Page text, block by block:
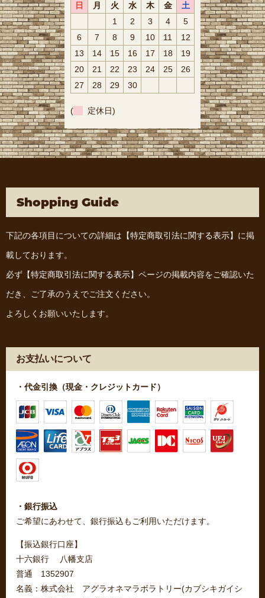
日 月 火 水 木 金
土
1
2 3 4
5
6
7 8 9 10 11
12
13
14 15 16 17 18
19
20
21 22 23 24 25
26
27
28 29 30
( 定休日)
Shopping Guide
下記の各項目についての詳細は 【特定商取引法に関する表示】 に掲
載しております。
必ず 【特定商取引法に関する表示】 ページの掲載内容をご確認いた
だき、ご了承のうえでご注文ください。
よろしくお願いいたします。
お支払いについて
・代金引換（現金・クレジットカード）
・銀行振込
ご希望にあわせて、銀行振込もご利用いただけます。
【振込銀行口座】
十六銀行 八幡支店
普通 1352907
名義：株式会社 アグラオネマラボラトリー(カブシキガイシ